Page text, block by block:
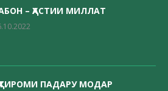
– ҲАСТИИ МИЛЛАТ
ПАДАРУ МОДАР